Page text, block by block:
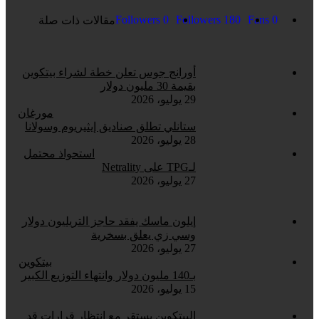
0
Fans
180
Followers
0
Followersمقالات ذات صلة
أورانج جوس تعلن خطة لشراء بيتكوين
بقيمة 30 مليون دولار
29 يوليو، 2026
مورغان
ستانلي تطلق صناديق إيثيريوم وسولانا
28 يوليو، 2026
استحواذ محتمل
لـTPG على Netrality
27 يوليو، 2026
إيلون ماسك يفقد حاجز التريليون دولار
وسي زي يعلق بسخرية
27 يوليو، 2026
بيتكوين
بـ140 مليون دولار وانتهاء التوزيع الكبير
15 يوليو، 2026
البيتكوين يستقر مع انتظار قرارات قد